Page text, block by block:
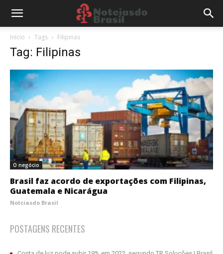
Início Tags Filipinas
Tag: Filipinas
O negócio
Brasil faz acordo de exportações com Filipinas,
Guatemala e Nicarágua
Notciasdo Brasil
POSTAGENS RECENTES